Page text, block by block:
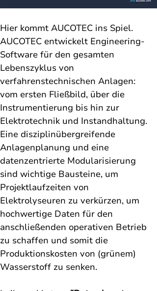
Hier kommt AUCOTEC ins Spiel.
AUCOTEC entwickelt Engineering-
Software für den gesamten
Lebenszyklus von
verfahrenstechnischen Anlagen:
vom ersten Fließbild, über die
Instrumentierung bis hin zur
Elektrotechnik und Instandhaltung.
Eine disziplinübergreifende
Anlagenplanung und eine
datenzentrierte Modularisierung
sind wichtige Bausteine, um
Projektlaufzeiten von
Elektrolyseuren zu verkürzen, um
hochwertige Daten für den
anschließenden operativen Betrieb
zu schaffen und somit die
Produktionskosten von (grünem)
Wasserstoff zu senken.